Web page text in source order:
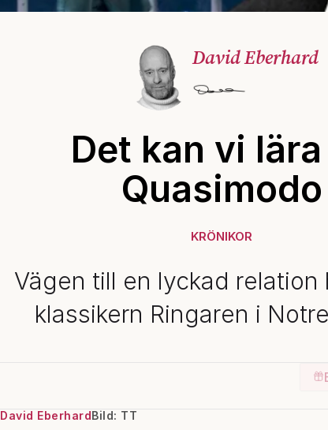
David Eberhard
Det kan vi
Quasimodo
KRÖNIKOR
Vägen till en lyckad relation
klassikern Ringaren i
David EberhardBild: TT